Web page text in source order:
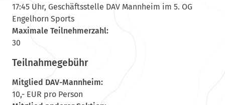
17:45 Uhr, Geschäftsstelle DAV Mannheim im 5. OG
Engelhorn Sports
Maximale Teilnehmerzahl:
30
Teilnahmegebühr
Mitglied DAV-Mannheim:
10,- EUR pro Person